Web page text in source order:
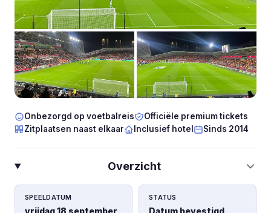
Onbezorgd op voetbalreis
Officiële premium tickets
Zitplaatsen naast elkaar
Inclusief hotel Sinds 2014
Overzicht
SPEELDATUM
vrijdag 18 september
STATUS
Datum bevestigd